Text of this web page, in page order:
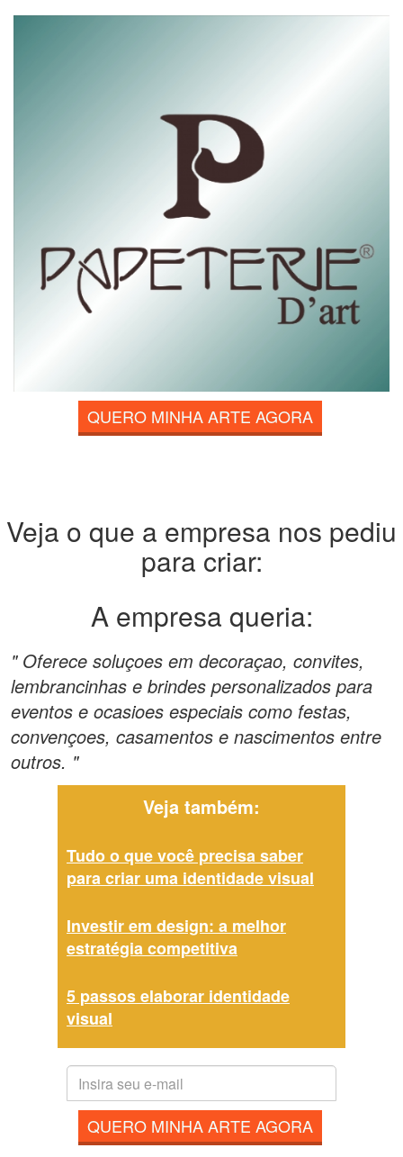
QUERO MINHA ARTE AGORA
Veja o que a empresa nos pediu
para criar:
A empresa queria:
" Oferece soluçoes em decoraçao, convites,
lembrancinhas e brindes personalizados para
eventos e ocasioes especiais como festas,
convençoes, casamentos e nascimentos entre
outros. "
Veja também:
Tudo o que você precisa saber
para criar uma identidade visual
Investir em design: a melhor
estratégia competitiva
5 passos elaborar identidade
visual
QUERO MINHA ARTE AGORA